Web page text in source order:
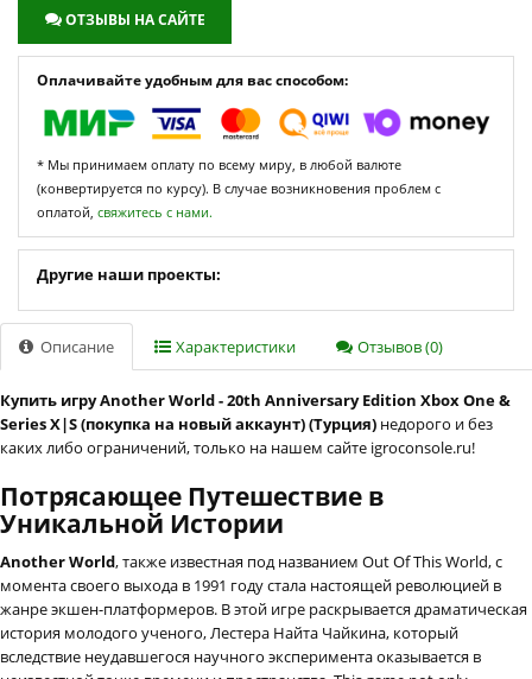
ОТЗЫВЫ НА САЙТЕ
Оплачивайте удобным для вас способом:
* Мы принимаем оплату по всему миру, в любой валюте
(конвертируется по курсу). В случае возникновения проблем с
оплатой, свяжитесь с нами.
Другие наши проекты:
Описание Характеристики Отзывов (0)
Купить игру Another World - 20th Anniversary Edition Xbox One &
Series X|S (покупка на новый аккаунт) (Турция) недорого и без
каких либо ограничений, только на нашем сайте igroconsole.ru!
Потрясающее Путешествие в
Уникальной Истории
Another World, также известная под названием Out Of This World, с
момента своего выхода в 1991 году стала настоящей революцией в
жанре экшен-платформеров. В этой игре раскрывается драматическая
история молодого ученого, Лестера Найта Чайкина, который
вследствие неудавшегося научного эксперимента оказывается в